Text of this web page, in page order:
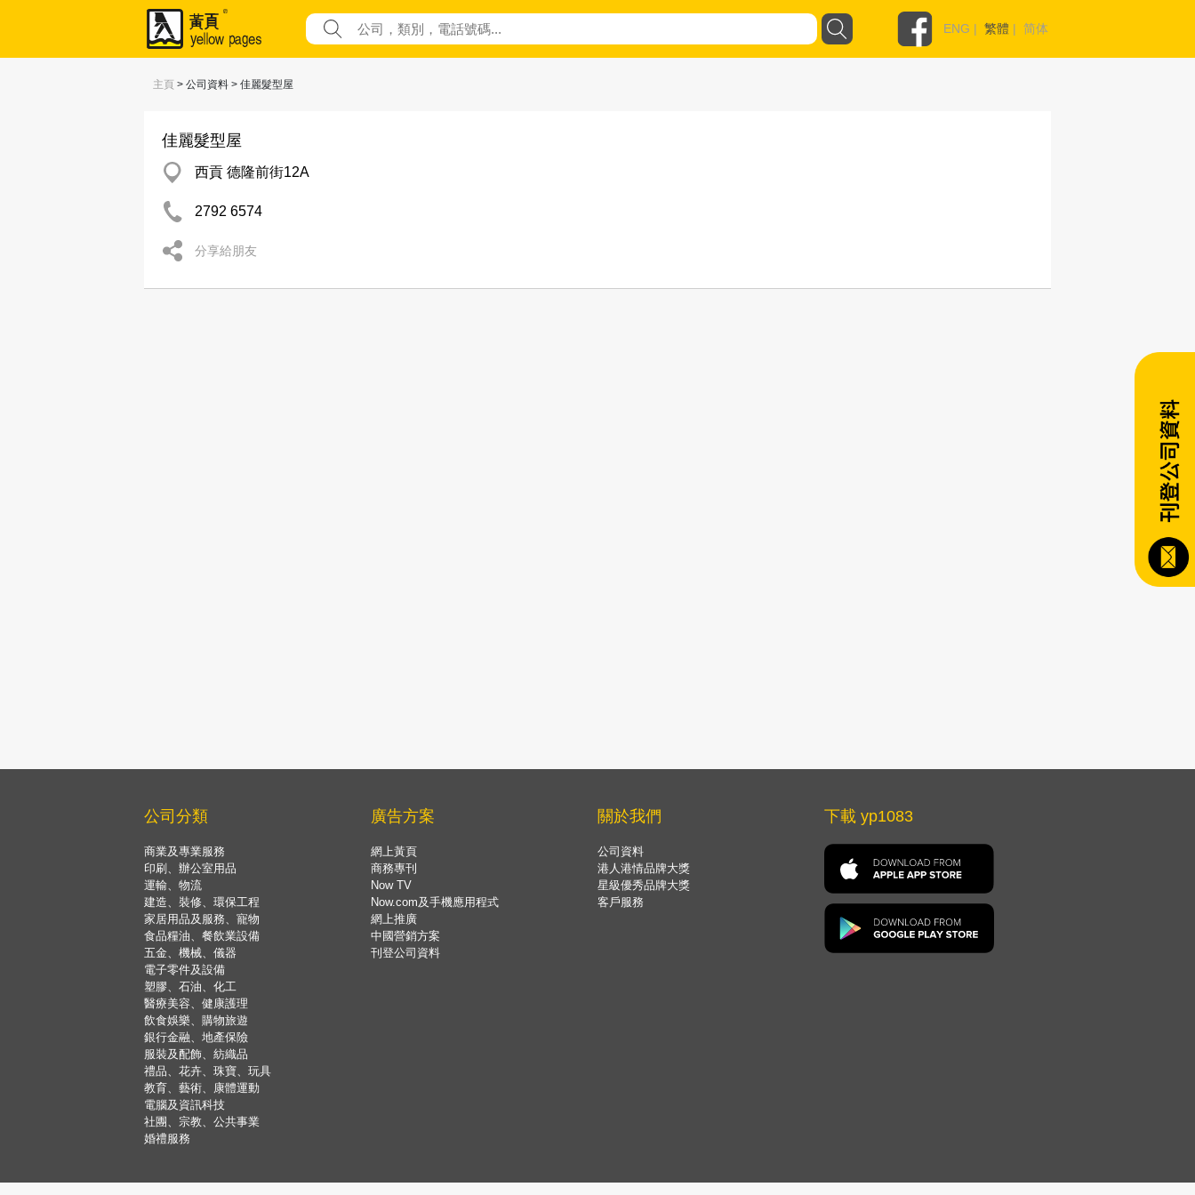
ENG | 繁體 | 简体
主頁 > 公司資料 > 佳麗髮型屋
佳麗髮型屋
西貢 德隆前街12A
2792 6574
分享給朋友
公司分類
商業及專業服務
印刷、辦公室用品
運輸、物流
建造、裝修、環保工程
家居用品及服務、寵物
食品糧油、餐飲業設備
五金、機械、儀器
電子零件及設備
塑膠、石油、化工
醫療美容、健康護理
飲食娛樂、購物旅遊
銀行金融、地產保險
服裝及配飾、紡織品
禮品、花卉、珠寶、玩具
教育、藝術、康體運動
電腦及資訊科技
社團、宗教、公共事業
婚禮服務
廣告方案
網上黃頁
商務專刊
Now TV
Now.com及手機應用程式
網上推廣
中國營銷方案
刊登公司資料
關於我們
公司資料
港人港情品牌大獎
星級優秀品牌大獎
客戶服務
下載 yp1083